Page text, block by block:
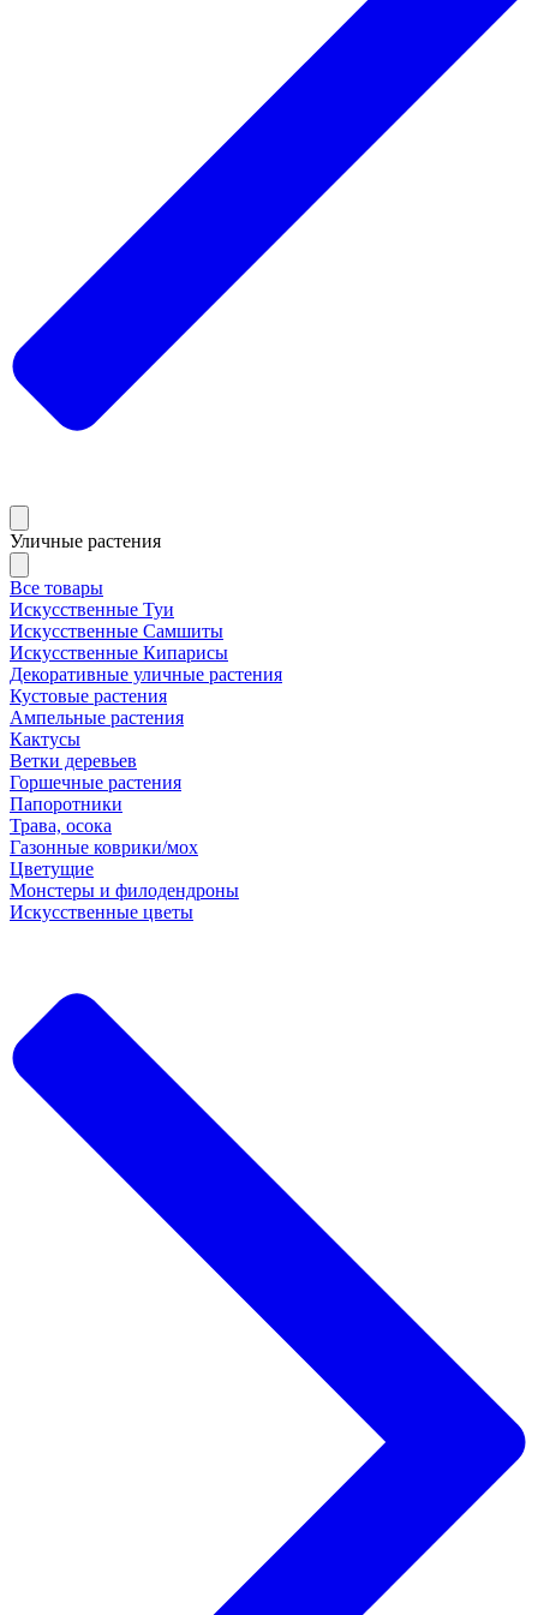
Уличные растения
Все товары
Искусственные Туи
Искусственные Самшиты
Искусственные Кипарисы
Декоративные уличные растения
Кустовые растения
Ампельные растения
Кактусы
Ветки деревьев
Горшечные растения
Папоротники
Трава, осока
Газонные коврики/мох
Цветущие
Монстеры и филодендроны
Искусственные цветы